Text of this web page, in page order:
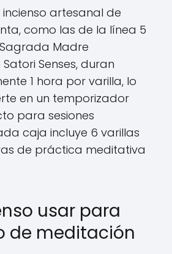
incienso artesanal de
como las de la línea 5
Madre
Senses, duran
1 hora por varilla, lo
en un temporizador
para sesiones
caja incluye 6 varillas
de práctica meditativa
usar para
de meditación